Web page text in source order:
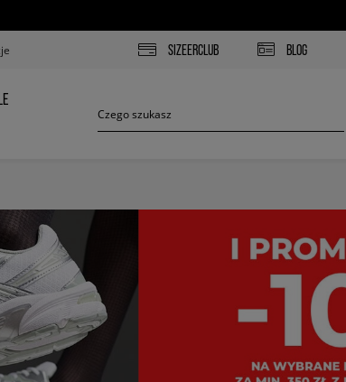
SIZEERCLUB BLOG